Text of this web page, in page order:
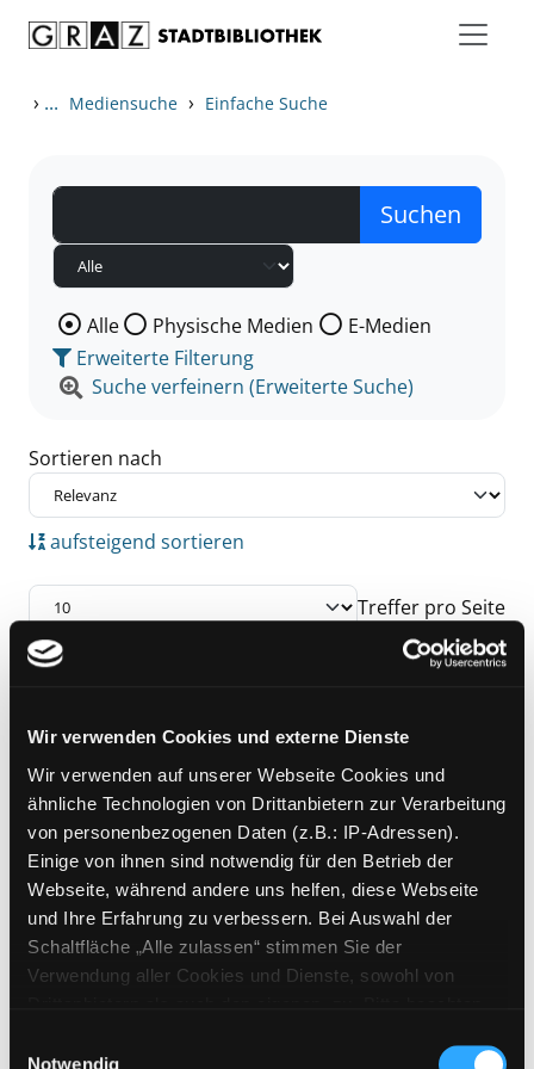
Wir verwenden Cookies und externe Dienste
Wir verwenden auf unserer Webseite Cookies und
ähnliche Technologien von Drittanbietern zur Verarbeitung
von personenbezogenen Daten (z.B.: IP-Adressen).
Einige von ihnen sind notwendig für den Betrieb der
Webseite, während andere uns helfen, diese Webseite
und Ihre Erfahrung zu verbessern. Bei Auswahl der
Schaltfläche „Alle zulassen“ stimmen Sie der
Verwendung aller Cookies und Dienste, sowohl von
Cookies von Drittanbietern, eine Verarbeitung in
Notwendig
› ... Mediensuche › Einfache Suche
Wählen Sie die Medienart nach der Sie suchen wollen.
Alle Physische Medien
E-Medien
Erweiterte Filterung
Suche verfeinern (Erweiterte Suche)
Sortieren nach
aufsteigend sortieren
Treffer pro Seite
Exemplar-Details von M.A.S.H. anzeigen
Mediengruppe:DVD
M.A.S.H.
Verfasser:Altman, Robert [Regie]
Suche
Jahr:
1969
Verlag:
[o.O.], 20th Century Fox
Zu den Suchfiltern springen
Sortieren nach